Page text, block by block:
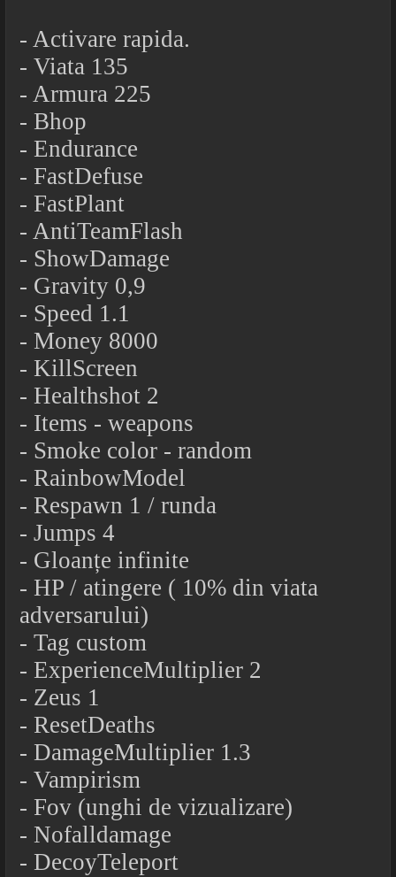
- Activare rapida.
- Viata 135
- Armura 225
- Bhop
- Endurance
- FastDefuse
- FastPlant
- AntiTeamFlash
- ShowDamage
- Gravity 0,9
- Speed 1.1
- Money 8000
- KillScreen
- Healthshot 2
- Items - weapons
- Smoke color - random
- RainbowModel
- Respawn 1 / runda
- Jumps 4
- Gloanțe infinite
- HP / atingere ( 10% din viata
adversarului)
- Tag custom
- ExperienceMultiplier 2
- Zeus 1
- ResetDeaths
- DamageMultiplier 1.3
- Vampirism
- Fov (unghi de vizualizare)
- Nofalldamage
- DecoyTeleport